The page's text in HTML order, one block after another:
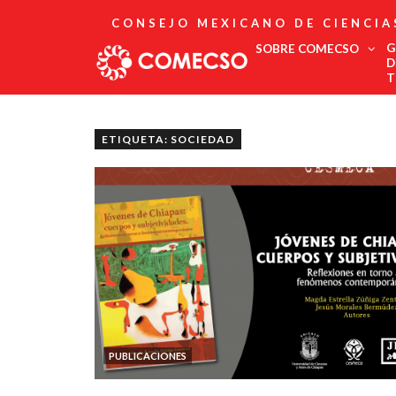
CONSEJO MEXICANO DE
SOBRE COMECSO
Estatutos
Comité Editorial
Boletín
ETIQUETA: SOCIEDAD
PUBLICACIONES